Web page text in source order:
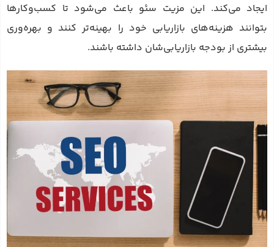
ایجاد می‌کند. این مزیت سئو باعث می‌شود تا کسب‌وکارها
بتوانند هزینه‌های بازاریابی خود را بهینه‌تر کنند و بهره‌وری
بیشتری از بودجه بازاریابی‌شان داشته باشند.